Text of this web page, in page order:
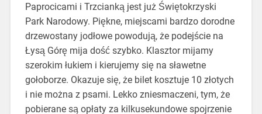
Paprocicami i Trzcianką jest już Świętokrzyski
Park Narodowy. Piękne, miejscami bardzo dorodne
drzewostany jodłowe powodują, że podejście na
Łysą Górę mija dość szybko. Klasztor mijamy
szerokim łukiem i kierujemy się na sławetne
gołoborze. Okazuje się, że bilet kosztuje 10 złotych
i nie można z psami. Lekko zniesmaczeni, tym, że
pobierane są opłaty za kilkusekundowe spojrzenie